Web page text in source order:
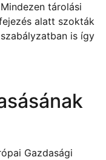
tárolási
alatt szokták
is így
Gazdasági